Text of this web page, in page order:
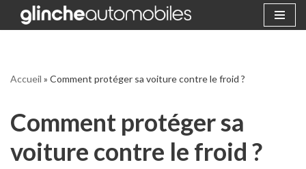
Accueil » Comment protéger sa voiture contre le froid ?
Comment protéger sa
voiture contre le froid ?